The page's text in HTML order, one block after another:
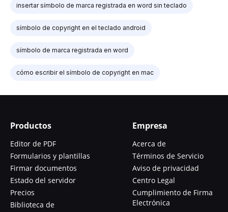
insertar símbolo de marca registrada en word sin teclado
símbolo de copyright en el teclado android
símbolo de marca registrada en word
cómo escribir el símbolo de copyright en mac
Productos
Editor de PDF
Formularios y plantillas
Firmar documentos
Estado del servidor
Precios
Biblioteca de
Empresa
Acerca de
Términos de Servicio
Aviso de privacidad
Centro Legal
Cumplimiento de Firma
Electrónica